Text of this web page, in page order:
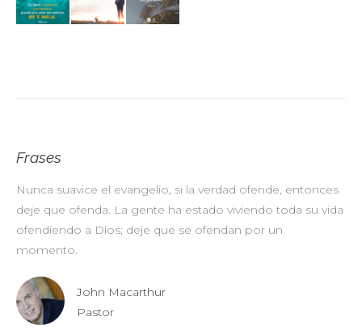
Frases
Nunca suavice el evangelio, si la verdad ofende, entonces
deje que ofenda. La gente ha estado viviendo toda su vida
ofendiendo a Dios; deje que se ofendan por un
momento.
John Macarthur
Pastor